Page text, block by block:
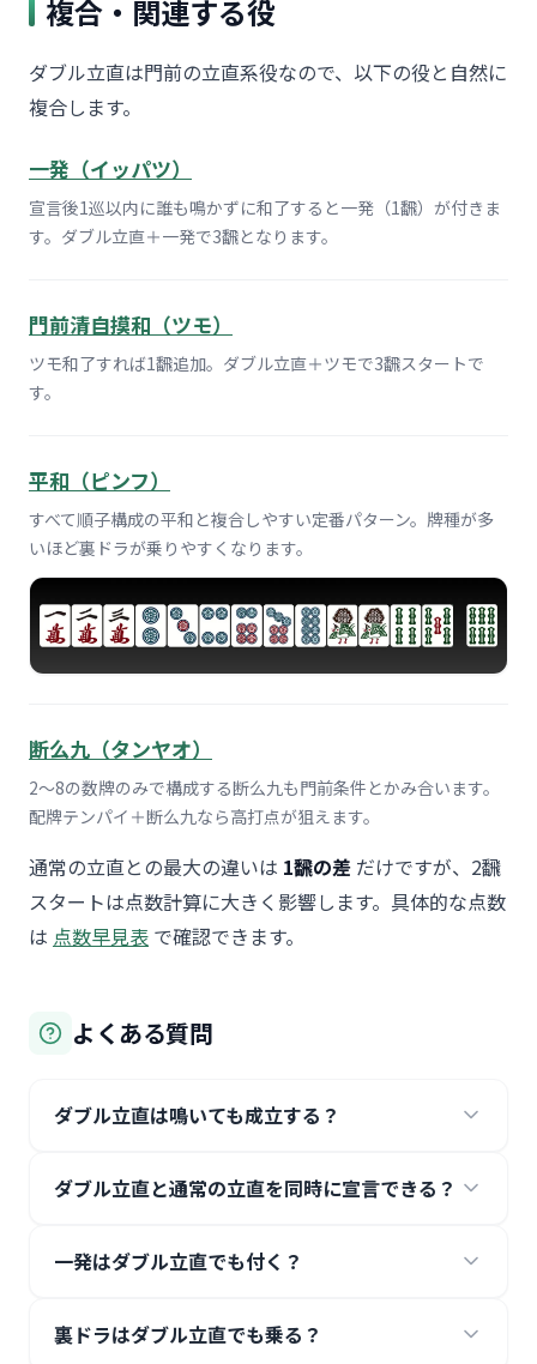
複合・関連する役
ダブル立直は門前の立直系役なので、以下の役と自然に
複合します。
一発（イッパツ）
宣言後1巡以内に誰も鳴かずに和了すると一発（1飜）が付きま
す。ダブル立直＋一発で3飜となります。
門前清自摸和（ツモ）
ツモ和了すれば1飜追加。ダブル立直＋ツモで3飜スタートで
す。
平和（ピンフ）
すべて順子構成の平和と複合しやすい定番パターン。牌種が多
いほど裏ドラが乗りやすくなります。
断么九（タンヤオ）
2〜8の数牌のみで構成する断么九も門前条件とかみ合います。
配牌テンパイ＋断么九なら高打点が狙えます。
通常の立直との最大の違いは 1飜の差 だけですが、2飜
スタートは点数計算に大きく影響します。具体的な点数
は 点数早見表 で確認できます。
よくある質問
ダブル立直は鳴いても成立する？
ダブル立直と通常の立直を同時に宣言できる？
一発はダブル立直でも付く？
裏ドラはダブル立直でも乗る？